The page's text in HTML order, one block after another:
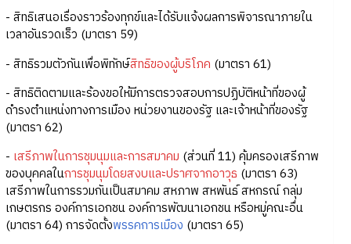
- สิทธิเสนอเรื่องราวร้องทุกข์และได้รับแจ้งผลการพิจารณาภายใน
เวลาอันรวดเร็ว (มาตรา 59)
- สิทธิรวมตัวกันเพื่อพิทักษ์สิทธิของผู้บริโภค (มาตรา 61)
- สิทธิติดตามและร้องขอให้มีการตรวจสอบการปฏิบัติหน้าที่ของผู้
ดำรงตำแหน่งทางการเมือง หน่วยงานของรัฐ และเจ้าหน้าที่ของรัฐ
(มาตรา 62)
- เสรีภาพในการชุมนุมและการสมาคม (ส่วนที่ 11) คุ้มครองเสรีภาพ
ของบุคคลในการชุมนุมโดยสงบและปราศจากอาวุธ (มาตรา 63)
เสรีภาพในการรวมกันเป็นสมาคม สหภาพ สหพันธ์ สหกรณ์ กลุ่ม
เกษตรกร องค์การเอกชน องค์การพัฒนาเอกชน หรือหมู่คณะอื่น
(มาตรา 64) การจัดตั้งพรรคการเมือง (มาตรา 65)